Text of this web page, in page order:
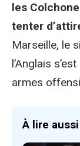
les
tenter
Marseille, le
l’Anglais
armes
À lire aussi